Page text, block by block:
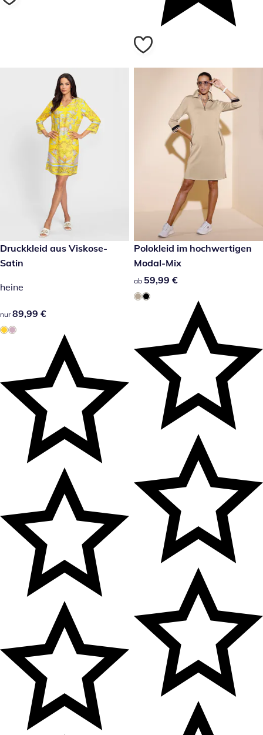
89,99 €
Druckkleid aus Viskose-
Satin
heine
89,99 €
nur 89,99 €
59,99 €
Polokleid im hochwertigen
Modal-Mix
59,99 €
ab 59,99 €